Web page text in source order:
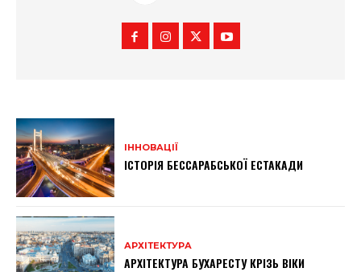
ІННОВАЦІЇ
ІСТОРІЯ БЕССАРАБСЬКОЇ ЕСТАКАДИ
АРХІТЕКТУРА
АРХІТЕКТУРА БУХАРЕСТУ КРІЗЬ ВІКИ